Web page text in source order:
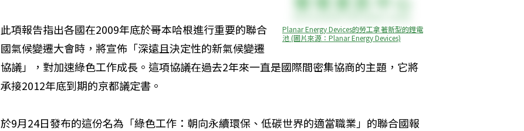
Planar Energy Devices的勞工拿著新型的鋰電
池 (圖片來源：Planar Energy Devices)
此項報告指出各國在2009年底於哥本哈根進行重要的聯合
國氣候變遷大會時，將宣佈「深遠且決定性的新氣候變遷
協議」，對加速綠色工作成長。這項協議在過去2年來一直是國際間密集協商的主題，它將
承接2012年底到期的京都議定書。
於9月24日發布的這份名為「綠色工作：朝向永續環保、低碳世界的適當職業」的聯合國報